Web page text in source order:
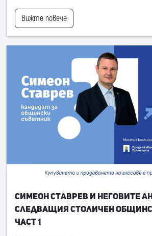
Вижте повече
Симеон Ставрев и неговите
следващия Столичен
част 1